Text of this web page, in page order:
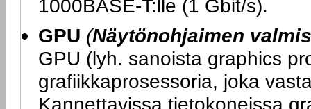
1000BASE-T:lle (1 Gbit/s).
GPU (Näytönohjaimen
GPU (lyh. sanoista graphics
grafiikkaprosessoria, joka
Kannettavissa tietokoneissa